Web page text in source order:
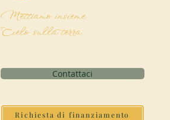
Mettiamo insieme
Cielo sulla terra
Contattaci
Richiesta di finanziamento